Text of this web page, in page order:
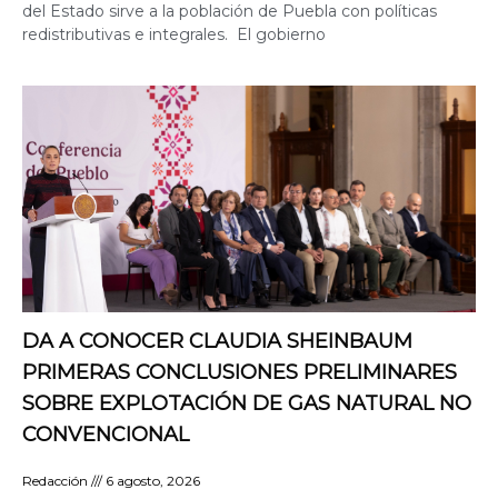
del Estado sirve a la población de Puebla con políticas
redistributivas e integrales. El gobierno
DA A CONOCER CLAUDIA SHEINBAUM
PRIMERAS CONCLUSIONES PRELIMINARES
SOBRE EXPLOTACIÓN DE GAS NATURAL NO
CONVENCIONAL
Redacción 6 agosto, 2026